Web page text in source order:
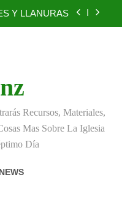
Y LLANURAS
SER FIEL
DEL PERDÓN
LOS CIELOS
Recursos, Materiales,
Mas Sobre La Iglesia
Día